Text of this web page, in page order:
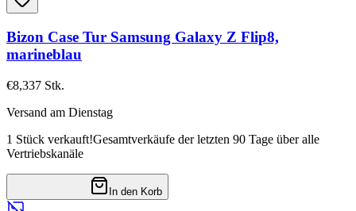
Bizon Case Tur Samsung Galaxy Z Flip8,
marineblau
€8,337 Stk.
Versand am Dienstag
1 Stück verkauft!Gesamtverkäufe der letzten 90 Tage über alle
Vertriebskanäle
In den Korb